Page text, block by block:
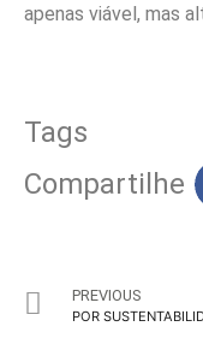
apenas viável, mas
Tags
Compartilhe
PREVIOUS